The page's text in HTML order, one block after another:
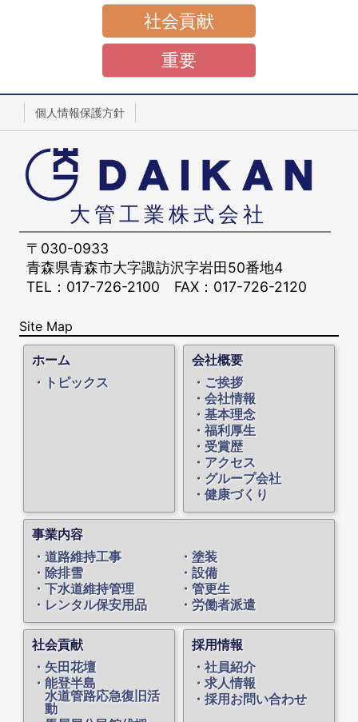
社会貢献
重要
個人情報保護方針
大管工業株式会社
〒030-0933
青森県青森市大字諏訪沢字岩田50番地4
TEL：017-726-2100
FAX：017-726-2120
Site Map
ホーム
トピックス
会社概要
ご挨拶
会社情報
基本理念
福利厚生
受賞歴
アクセス
グループ会社
健康づくり
事業内容
道路維持工事
塗装
除排雪
設備
下水道維持管理
管更生
レンタル保安用品
労働者派遣
社会貢献
矢田花壇
能登半島
水道管路応急復旧活
動
採用情報
社員紹介
求人情報
採用お問い合わせ